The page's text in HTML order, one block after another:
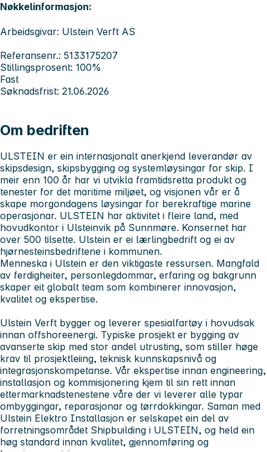
Nøkkelinformasjon:
Arbeidsgivar: Ulstein Verft AS
Referansenr.: 5133175207
Stillingsprosent: 100%
Fast
Søknadsfrist: 21.06.2026
Om bedriften
ULSTEIN er ein internasjonalt anerkjend leverandør av
skipsdesign, skipsbygging og systemløysingar for skip. I
meir enn 100 år har vi utvikla framtidsretta produkt og
tenester for det maritime miljøet, og visjonen vår er å
skape morgondagens løysingar for berekraftige marine
operasjonar. ULSTEIN har aktivitet i fleire land, med
hovudkontor i Ulsteinvik på Sunnmøre. Konsernet har
over 500 tilsette. Ulstein er ei lærlingbedrift og ei av
hjørnesteinsbedriftene i kommunen.
Menneska i Ulstein er den viktigaste ressursen. Mangfald
av ferdigheiter, personlegdommar, erfaring og bakgrunn
skaper eit globalt team som kombinerer innovasjon,
kvalitet og ekspertise.
Ulstein Verft bygger og leverer spesialfartøy i hovudsak
innan offshoreenergi. Typiske prosjekt er bygging av
avanserte skip med stor andel utrusting, som stiller høge
krav til prosjektleiing, teknisk kunnskapsnivå og
integrasjonskompetanse. Vår ekspertise innan engineering,
installasjon og kommisjonering kjem til sin rett innan
ettermarknadstenestene våre der vi leverer alle typar
ombyggingar, reparasjonar og tørrdokkingar. Saman med
Ulstein Elektro Installasjon er selskapet ein del av
forretningsområdet Shipbuilding i ULSTEIN, og held ein
høg standard innan kvalitet, gjennomføring og